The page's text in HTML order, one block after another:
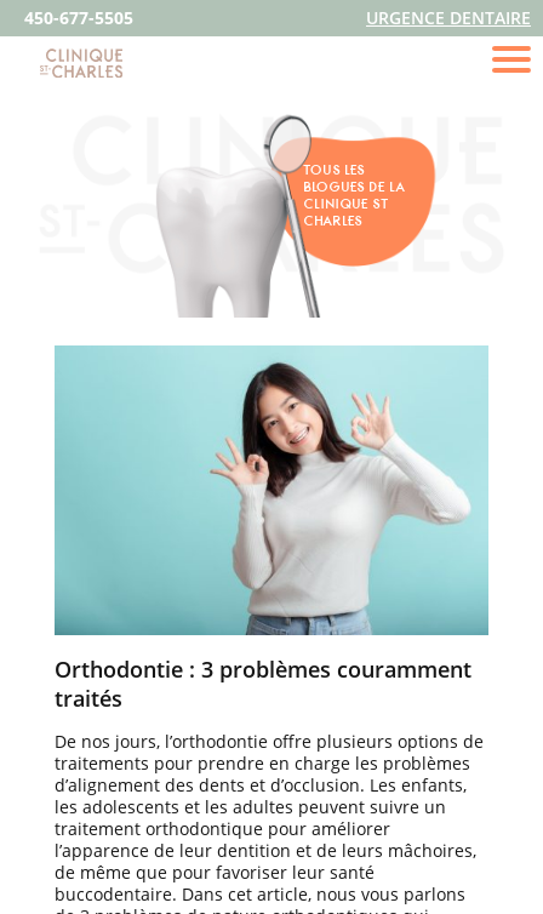
450-677-5505 URGENCE DENTAIRE
TOUS LES
BLOGUES DE LA
CLINIQUE ST
CHARLES
Orthodontie : 3 problèmes couramment
traités
De nos jours, l’orthodontie offre plusieurs options de
traitements pour prendre en charge les problèmes
d’alignement des dents et d’occlusion. Les enfants,
les adolescents et les adultes peuvent suivre un
traitement orthodontique pour améliorer
l’apparence de leur dentition et de leurs mâchoires,
de même que pour favoriser leur santé
buccodentaire. Dans cet article, nous vous parlons